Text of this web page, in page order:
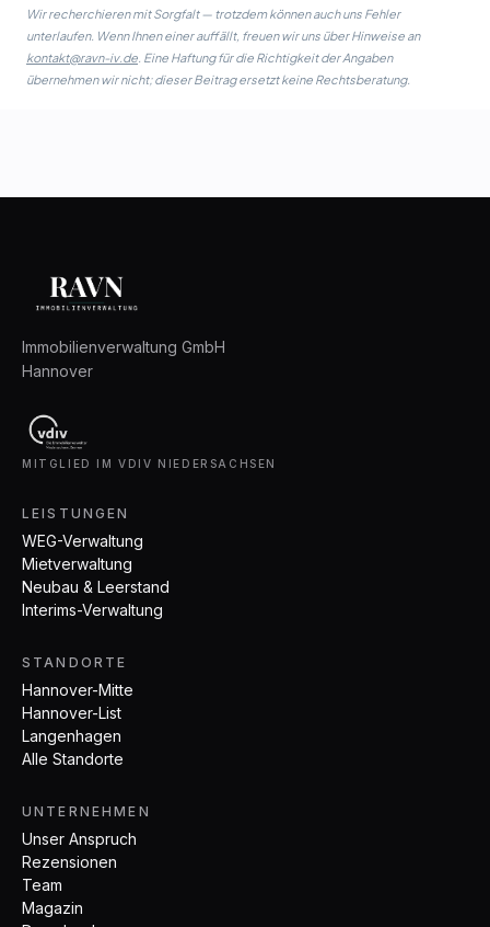
Wir recherchieren mit Sorgfalt — trotzdem können auch uns Fehler
unterlaufen. Wenn Ihnen einer auffällt, freuen wir uns über Hinweise an
kontakt@ravn-iv.de . Eine Haftung für die Richtigkeit der Angaben
übernehmen wir nicht; dieser Beitrag ersetzt keine Rechts­beratung.
Immobilienverwaltung GmbH
Hannover
MITGLIED IM VDIV NIEDERSACHSEN
LEISTUNGEN
WEG-Verwaltung
Mietverwaltung
Neubau & Leerstand
Interims-Verwaltung
STANDORTE
Hannover-Mitte
Hannover-List
Langenhagen
Alle Standorte
UNTERNEHMEN
Unser Anspruch
Rezensionen
Team
Magazin